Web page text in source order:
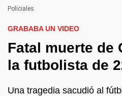
Policiales
GRABABA UN VIDEO
Fatal muerte de
la futbolista de
Una tragedia sacudió al